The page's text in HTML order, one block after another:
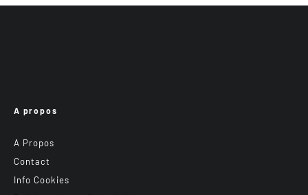
A propos
A Propos
Contact
Info Cookies